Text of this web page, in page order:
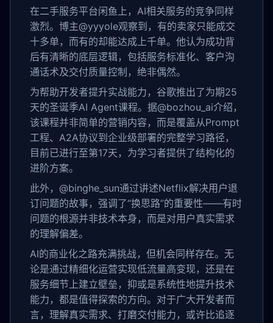
在二手服务平台闲鱼上，AI相关服务的竞争同样
激烈。博主@yyyole观察到，有的卖家只能成交
十多单，而有的却能达成上千单。他认为成功背
后有清晰的底层逻辑，包括服务标准化、客户沟
通话术及交付质量控制，绝非偶然。
为帮助开发者提升实战能力，谷歌推出了为期25
天的圣诞季AI Agent课程。据@bozhou_ai介绍，
该课程并非简单的营销内容，而是覆盖从Prompt
工程、A2A协议到企业级部署的完整学习路径，
目前已进行至第17天，为学习者提供了结构化的
进阶方案。
此外，@binghe_sun通过讲述Netflix解决用户退
订问题的故事，强调了“换思路”的重要性——有时
问题的根源并非技术本身，而是对用户真实需求
的理解偏差。
AI的商业化之路充满挑战，但机会同样存在。无
论是通过精细化运营实现低流量高变现，还是在
服务细节上建立壁垒，抑或是系统性地提升技术
能力，都是值得探索的方向。对于广大开发者而
言，理解真实需求、打磨交付能力，或许比追逐